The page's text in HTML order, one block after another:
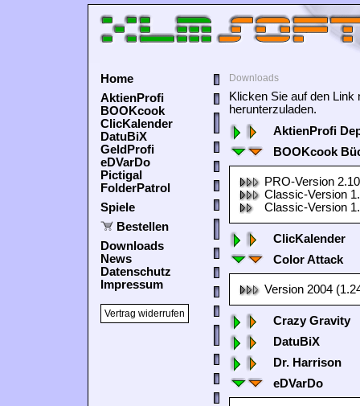
Home
AktienProfi
BOOKcook
ClicKalender
DatuBiX
GeldProfi
eDVarDo
Pictigal
FolderPatrol
Spiele
Bestellen
Downloads
News
Datenschutz
Impressum
Vertrag widerrufen
Downloads
Klicken Sie auf den
herunterzuladen.
AktienProfi
BOOKcook
PRO-Version
Classic-Version
Classic-Version
ClicKalender
Color Attack
Version 2004
Crazy Gravity
DatuBiX
Dr. Harrison
eDVarDo